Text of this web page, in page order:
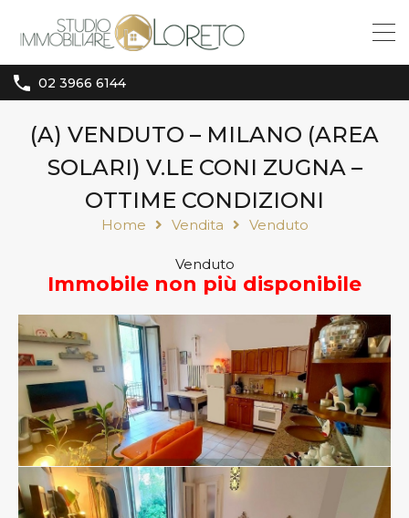
02 3966 6144
(A) VENDUTO – MILANO (AREA
SOLARI) V.LE CONI ZUGNA –
OTTIME CONDIZIONI
Home Vendita Venduto
Venduto
Immobile non più disponibile